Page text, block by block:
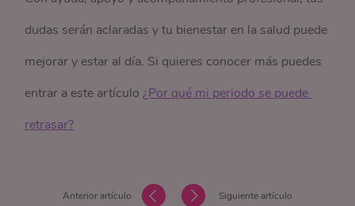
dudas serán aclaradas y tu bienestar en la salud puede
mejorar y estar al día. Si quieres conocer más puedes
entrar a este artículo¿Por qué mi periodo se puede
retrasar?
Anterior artículo Siguiente artículo